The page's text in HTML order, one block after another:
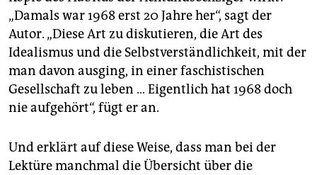
„Damals war 1968 erst 20 Jahre her“, sagt der
Autor. „Diese Art zu diskutieren, die Art des
Idealismus und die Selbstverständlichkeit, mit der
man davon ausging, in einer faschistischen
Gesellschaft zu leben … Eigentlich hat 1968 doch
nie aufgehört“, fügt er an.
Und erklärt auf diese Weise, dass man bei der
Lektüre manchmal die Übersicht über die